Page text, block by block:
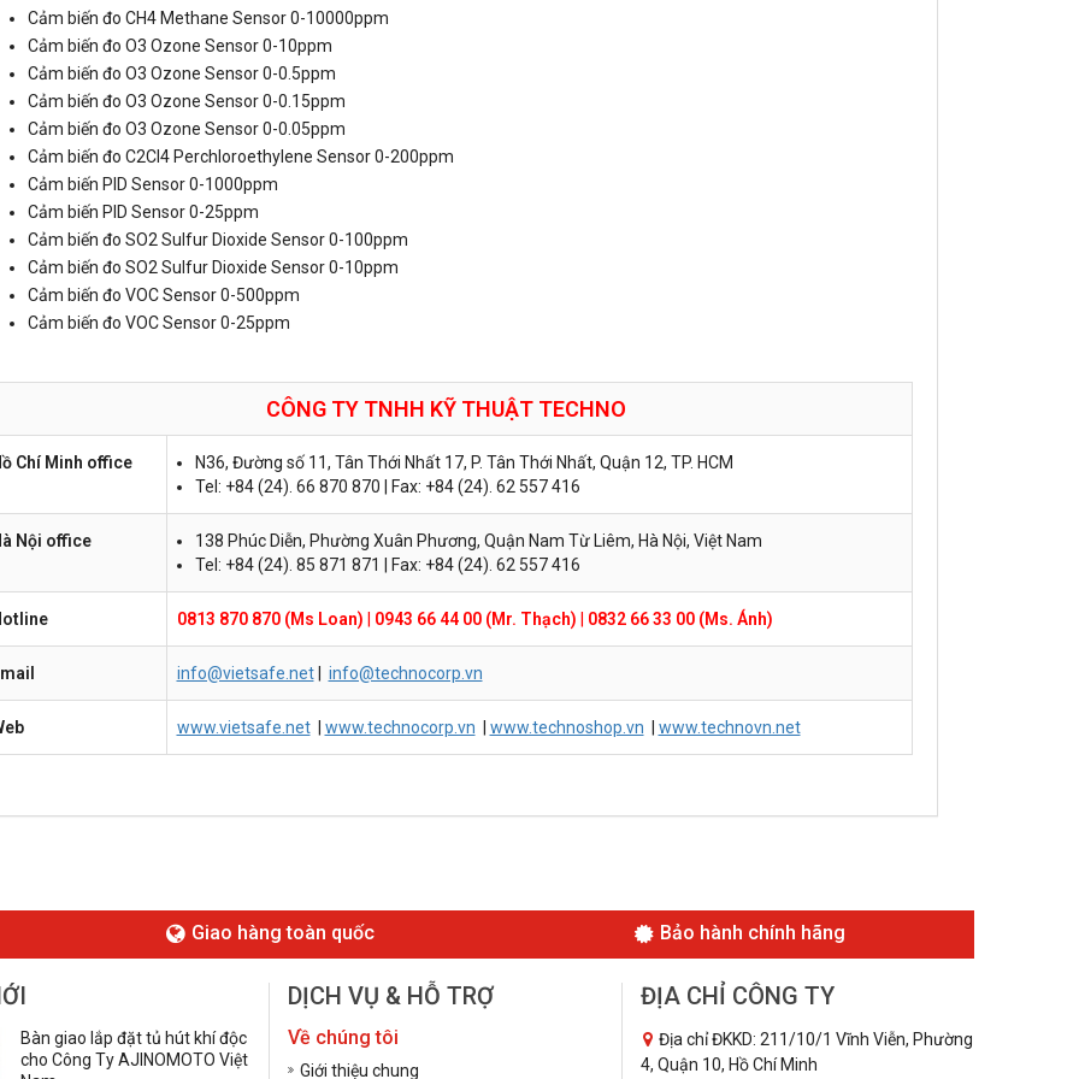
Cảm biến đo CH4 Methane Sensor 0-10000ppm
Cảm biến đo O3 Ozone Sensor 0-10ppm
Cảm biến đo O3 Ozone Sensor 0-0.5ppm
Cảm biến đo O3 Ozone Sensor 0-0.15ppm
Cảm biến đo O3 Ozone Sensor 0-0.05ppm
Cảm biến đo C2Cl4 Perchloroethylene Sensor 0-200ppm
Cảm biến PID Sensor 0-1000ppm
Cảm biến PID Sensor 0-25ppm
Cảm biến đo SO2 Sulfur Dioxide Sensor 0-100ppm
Cảm biến đo SO2 Sulfur Dioxide Sensor 0-10ppm
Cảm biến đo VOC Sensor 0-500ppm
Cảm biến đo VOC Sensor 0-25ppm
CÔNG TY TNHH KỸ THUẬT TECHNO
Chí Minh office
N36, Đường số 11, Tân Thới Nhất 17, P. Tân Thới Nhất, Quận 12, TP. HCM
Tel: +84 (24). 66 870 870 | Fax: +84 (24). 62 557 416
Nội office
138 Phúc Diễn, Phường Xuân Phương, Quận Nam Từ Liêm, Hà Nội, Việt Nam
Tel: +84 (24). 85 871 871 | Fax: +84 (24). 62 557 416
0813 870 870 (Ms Loan) 0943 66 44 00 (Mr. Thạch) 0832 66 33 00 (Ms. Ánh)
info@vietsafe.net| info@technocorp.vn
www.vietsafe.net| www.technocorp.vn www.technoshop.vn www.technovn.net
Giao hàng toàn quốc Bảo hành chính hãng
Bàn giao lắp đặt tủ hút khí độc
cho Công Ty AJINOMOTO Việt
DỊCH VỤ & HỖ TRỢ
Về chúng tôi
Giới thiệu chung
ĐỊA CHỈ CÔNG TY
Địa chỉ ĐKKD: 211/10/1 Vĩnh Viễn, Phường
4, Quận 10, Hồ Chí Minh